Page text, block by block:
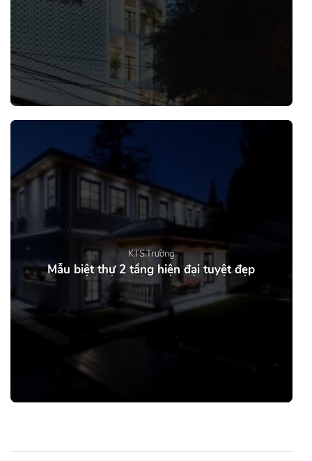
KTS.Trường
Mẫu biệt thự 2 tầng hiện đại tuyệt đẹp